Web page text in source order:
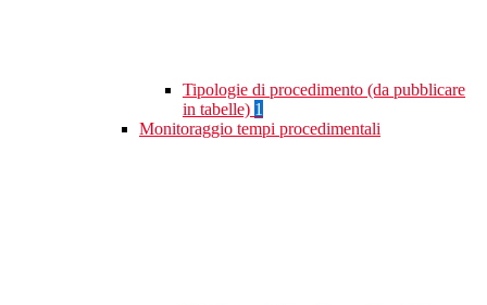
Tipologie di procedimento (da pubblicare
in tabelle) 1
Monitoraggio tempi procedimentali